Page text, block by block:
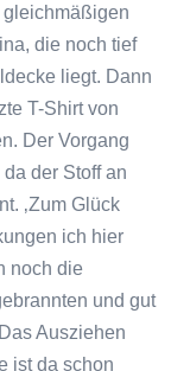
gleichmäßigen
die noch tief
liegt. Dann
T-Shirt von
Der Vorgang
der Stoff an
‚Zum Glück
ich hier
noch die
und gut
Ausziehen
ist da schon